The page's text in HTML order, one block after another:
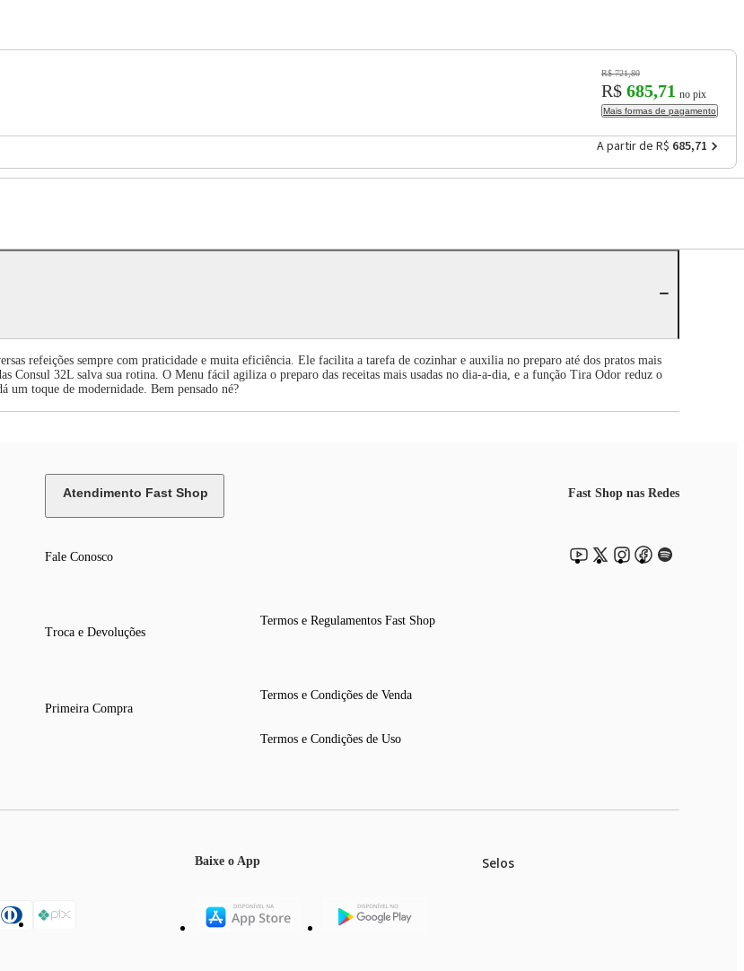
R$ 721,80
R$ 685,71 no pix
Mais formas de pagamento
A partir de R$ 685,71
refeições sempre com praticidade e muita eficiência. Ele facilita a tarefa de cozinhar e auxilia no preparo até dos pratos mais
Consul 32L salva sua rotina. O Menu fácil agiliza o preparo das receitas mais usadas no dia-a-dia, e a função Tira Odor reduz o
um toque de modernidade. Bem pensado né?
Atendimento Fast Shop
Fale Conosco
Troca e Devoluções
Primeira Compra
Termos e Regulamentos Fast Shop
Termos e Condições de Venda
Termos e Condições de Uso
Fast Shop nas Redes
Baixe o App Selos